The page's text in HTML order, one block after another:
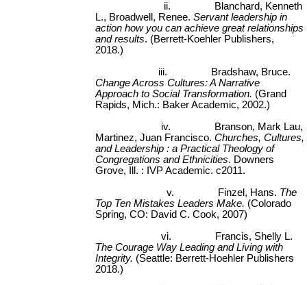
ii.
Blanchard, Kenneth
L., Broadwell, Renee.Servant leadership in
action how you can achieve great relationships
and results. (Berrett-Koehler Publishers,
2018.)
iii.
Bradshaw, Bruce.
Change Across Cultures: A Narrative
Approach to Social Transformation. (Grand
Rapids, Mich.: Baker Academic, 2002.)
iv.
Branson, Mark Lau,
Martinez, Juan Francisco.Churches, Cultures,
and Leadership : a Practical Theology of
Congregations and Ethnicities. Downers
Grove, Ill. : IVP Academic. c2011.
v.
Finzel, Hans. The
Top Ten Mistakes Leaders Make. (Colorado
Spring, CO: David C. Cook, 2007)
vi.
Francis, Shelly L.
The Courage Way Leading and Living with
Integrity. (Seattle: Berrett-Hoehler Publishers
2018.)